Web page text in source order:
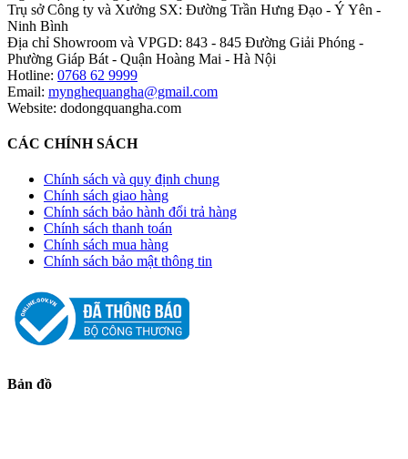
Trụ sở Công ty và Xưởng SX: Đường Trần Hưng Đạo - Ý Yên -
Ninh Bình
Địa chỉ Showroom và VPGD: 843 - 845 Đường Giải Phóng -
Phường Giáp Bát - Quận Hoàng Mai - Hà Nội
Hotline: 0768 62 9999
Email: mynghequangha@gmail.com
Website: dodongquangha.com
CÁC CHÍNH SÁCH
Chính sách và quy định chung
Chính sách giao hàng
Chính sách bảo hành đổi trả hàng
Chính sách thanh toán
Chính sách mua hàng
Chính sách bảo mật thông tin
Bản đồ